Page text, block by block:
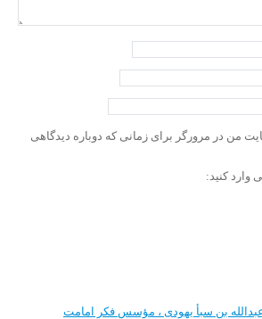
من در مرورگر برای زمانی که دوباره دیدگاهی
وارد کنید: